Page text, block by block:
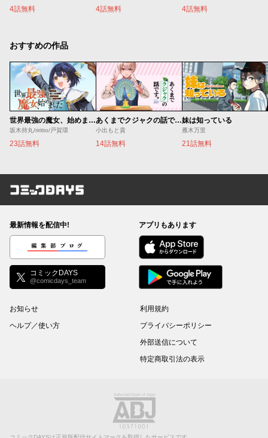
4話無料 4話無料 4話無料
おすすめの作品
世界最強の魔女、始めました ～私だけ『攻略サイト』を見れる世界で自由に生きます～
坂木持丸/riritto/戸賀環
23話無料
あくまでクジャクの話です。
小出もと貴
14話無料
妹は知っている
雁木万里
21話無料
コミックDAYS
最新情報を配信中!
編集部ブログ
コミックDAYS
@comicdays_team
アプリもあります
お知らせ
ヘルプ／使い方
利用規約
プライバシーポリシー
外部送信について
特定商取引法の表示